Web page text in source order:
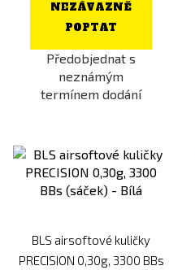
NEZÁVAZNĚ
POPTAT
Předobjednat s
neznámým
termínem dodání
BLS airsoftové kuličky
PRECISION 0,30g, 3300 BBs